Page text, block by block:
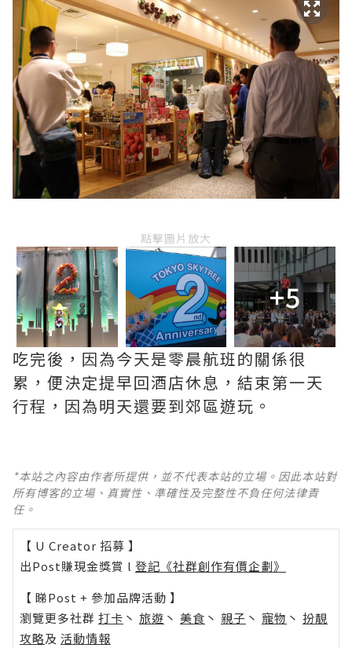
點擊圖片放大
+5
吃完後，因為今天是零晨航班的關係很
累，便決定提早回酒店休息，結束第一天
行程，因為明天還要到郊區遊玩。
*本站之內容由作者所提供，並不代表本站的立場。因此本站對
所有博客的立場、真實性、準確性及完整性不負任何法律責
任。
【 U Creator 招募 】
出Post賺現金獎賞 l 登記《社群創作有價企劃》
【 睇Post + 參加品牌活動 】
瀏覽更多社群 打卡 丶 旅遊 丶 美食 丶 親子 丶 寵物 丶 扮靚
攻略及 活動情報